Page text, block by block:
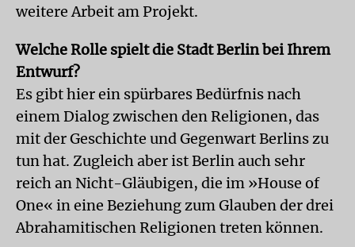
weitere Arbeit am Projekt.
Welche Rolle spielt die Stadt Berlin bei Ihrem
Entwurf?
Es gibt hier ein spürbares Bedürfnis nach
einem Dialog zwischen den Religionen, das
mit der Geschichte und Gegenwart Berlins zu
tun hat. Zugleich aber ist Berlin auch sehr
reich an Nicht-Gläubigen, die im »House of
One« in eine Beziehung zum Glauben der drei
Abrahamitischen Religionen treten können.